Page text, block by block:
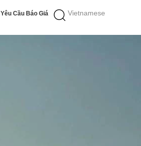
Vietnamese
Yêu Cầu Báo Giá